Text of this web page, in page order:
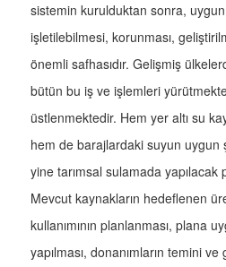
sistemin kurulduktan sonra,
işletilebilmesi, korunması,
önemli safhasıdır. Gelişmiş
bütün bu iş ve işlemleri
üstlenmektedir. Hem yer altı su
hem de barajlardaki suyun uygun
yine tarımsal sulamada yapılacak
Mevcut kaynakların hedeflenen
kullanımının planlanması, plana
yapılması, donanımların temini